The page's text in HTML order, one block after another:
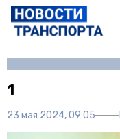
1
23 мая 2024, 09:05